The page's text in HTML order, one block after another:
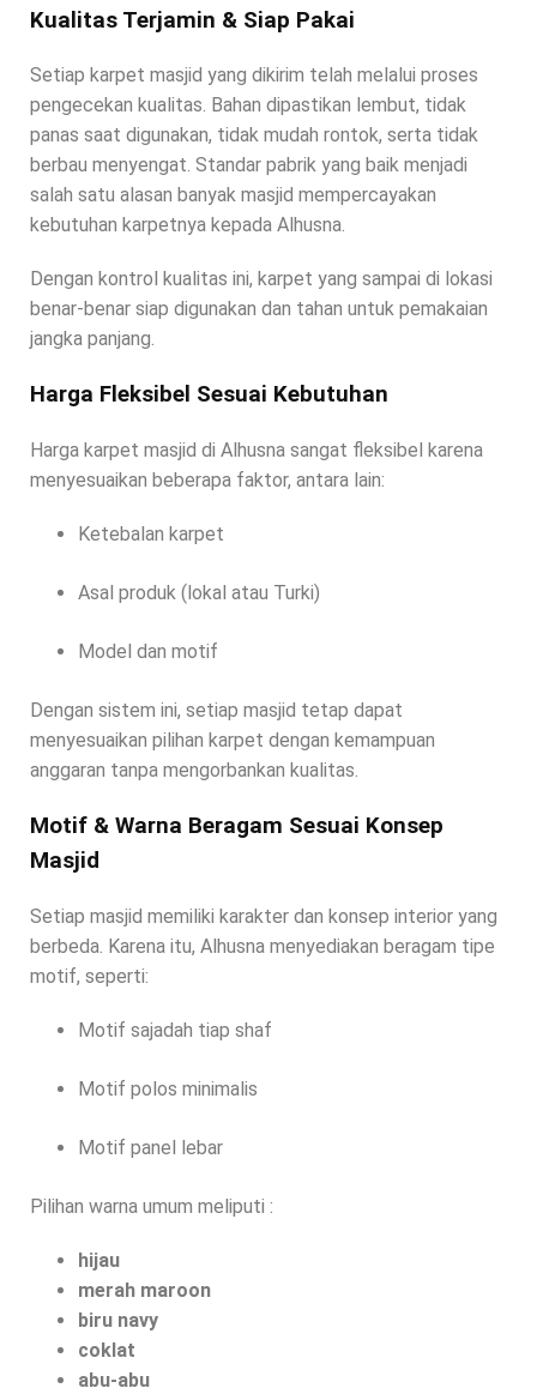
Kualitas Terjamin & Siap Pakai
Setiap karpet masjid yang dikirim telah melalui proses
pengecekan kualitas. Bahan dipastikan lembut, tidak
panas saat digunakan, tidak mudah rontok, serta tidak
berbau menyengat. Standar pabrik yang baik menjadi
salah satu alasan banyak masjid mempercayakan
kebutuhan karpetnya kepada Alhusna.
Dengan kontrol kualitas ini, karpet yang sampai di lokasi
benar-benar siap digunakan dan tahan untuk pemakaian
jangka panjang.
Harga Fleksibel Sesuai Kebutuhan
Harga karpet masjid di Alhusna sangat fleksibel karena
menyesuaikan beberapa faktor, antara lain:
Ketebalan karpet
Asal produk (lokal atau Turki)
Model dan motif
Dengan sistem ini, setiap masjid tetap dapat
menyesuaikan pilihan karpet dengan kemampuan
anggaran tanpa mengorbankan kualitas.
Motif & Warna Beragam Sesuai Konsep
Masjid
Setiap masjid memiliki karakter dan konsep interior yang
berbeda. Karena itu, Alhusna menyediakan beragam tipe
motif, seperti:
Motif sajadah tiap shaf
Motif polos minimalis
Motif panel lebar
Pilihan warna umum meliputi :
hijau
merah maroon
biru navy
coklat
abu-abu